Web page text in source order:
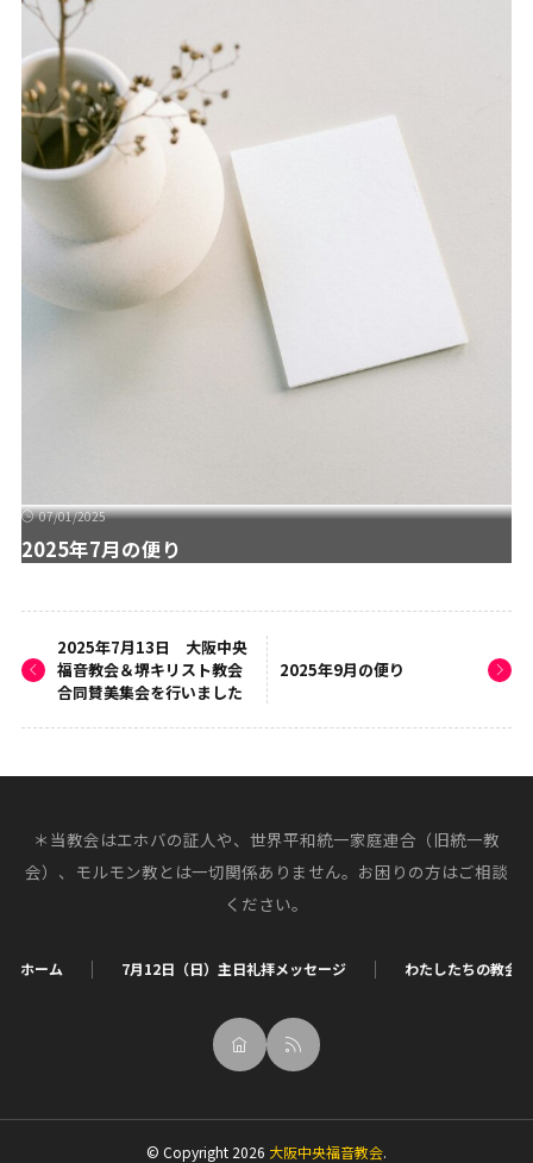
07/01/2025
2025年7月の便り
2025年7月13日 大阪中央
福音教会＆堺キリスト教会
合同賛美集会を行いました
2025年9月の便り
＊当教会はエホバの証人や、世界平和統一家庭連合（旧統一教
会）、モルモン教とは一切関係ありません。お困りの方はご相談
ください。
ホーム 7月12日（日）主日礼拝メッセージ わたしたちの教会
© Copyright 2026 大阪中央福音教会.